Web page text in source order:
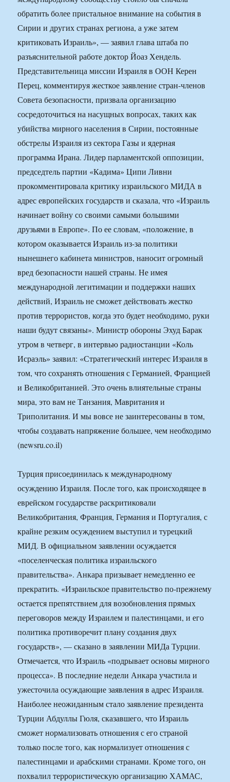
обратить более пристальное внимание на события в
Сирии и других странах региона, а уже затем
критиковать Израиль», — заявил глава штаба по
разъяснительной работе доктор Йоаз Хендель.
Представительница миссии Израиля в ООН Керен
Перец, комментируя жесткое заявление стран-членов
Совета безопасности, призвала организацию
сосредоточиться на насущных вопросах, таких как
убийства мирного населения в Сирии, постоянные
обстрелы Израиля из сектора Газы и ядерная
программа Ирана. Лидер парламентской оппозиции,
председтель партии «Кадима» Ципи Ливни
прокомментировала критику израильского МИДА в
адрес европейских государств и сказала, что «Израиль
начинает войну со своими самыми большими
друзьями в Европе». По ее словам, «положение, в
котором оказывается Израиль из-за политики
нынешнего кабинета министров, наносит огромный
вред безопасности нашей страны. Не имея
международной легитимации и поддержки наших
действий, Израиль не сможет действовать жестко
против террористов, когда это будет необходимо, руки
наши будут связаны». Министр обороны Эхуд Барак
утром в четверг, в интервью радиостанции «Коль
Исраэль» заявил: «Стратегический интерес Израиля в
том, что сохранять отношения с Германией, Францией
и Великобританией. Это очень влиятельные страны
мира, это вам не Танзания, Мавритания и
Триполитания. И мы вовсе не заинтересованы в том,
чтобы создавать напряжение большее, чем необходимо
(newsru.co.il)
Турция присоединилась к международному
осуждению Израиля. После того, как происходящее в
еврейском государстве раскритиковали
Великобритания, Франция, Германия и Португалия, с
крайне резким осуждением выступил и турецкий
МИД. В официальном заявлении осуждается
«поселенческая политика израильского
правительства». Анкара призывает немедленно ее
прекратить. «Израильское правительство по-прежнему
остается препятствием для возобновления прямых
переговоров между Израилем и палестинцами, и его
политика противоречит плану создания двух
государств», — сказано в заявлении МИДа Турции.
Отмечается, что Израиль «подрывает основы мирного
процесса». В последние недели Анкара участила и
ужесточила осуждающие заявления в адрес Израиля.
Наиболее неожиданным стало заявление президента
Турции Абдуллы Гюля, сказавшего, что Израиль
сможет нормализовать отношения с его страной
только после того, как нормализует отношения с
палестинцами и арабскими странами. Кроме того, он
похвалил террористическую организацию ХАМАС,